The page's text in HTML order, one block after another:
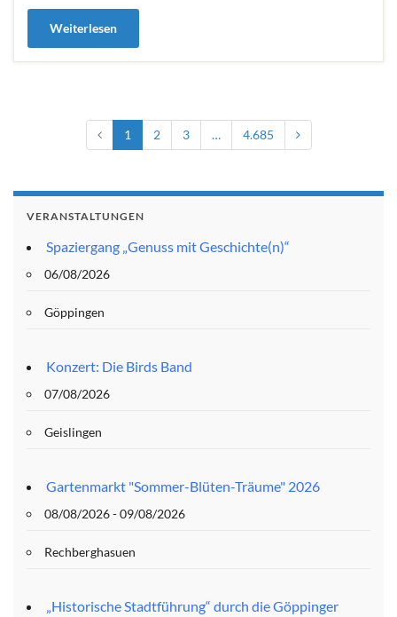
Weiterlesen
1 2 3 … 4.685
VERANSTALTUNGEN
Spaziergang „Genuss mit Geschichte(n)“
06/08/2026
Göppingen
Konzert: Die Birds Band
07/08/2026
Geislingen
Gartenmarkt "Sommer-Blüten-Träume" 2026
08/08/2026 - 09/08/2026
Rechberghasuen
„Historische Stadtführung“ durch die Göppinger